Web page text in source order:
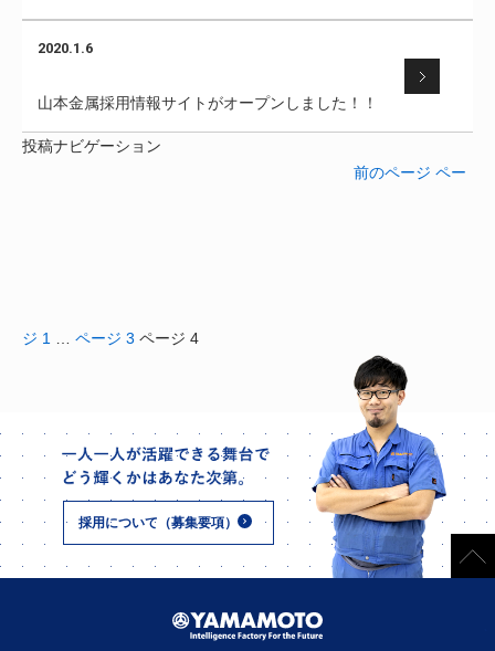
2020.1.6
山本金属採用情報サイトがオープンしました！！
投稿ナビゲーション
前のページ ペー
ジ 1 ページ 3 ページ 4
採用について（募集要項）